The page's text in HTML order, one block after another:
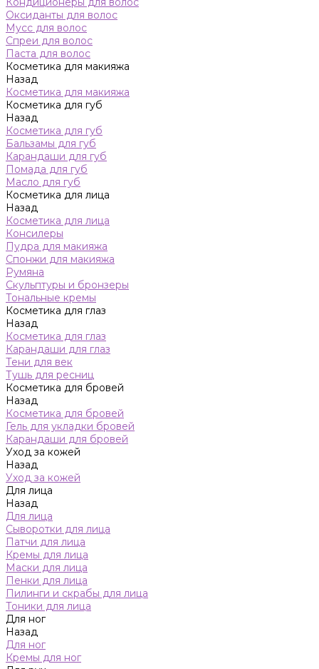
Оксиданты для волос
Мусс для волос
Спреи для волос
Паста для волос
Косметика для макияжа
Назад
Косметика для макияжа
Косметика для губ
Назад
Косметика для губ
Бальзамы для губ
Карандаши для губ
Помада для губ
Масло для губ
Косметика для лица
Назад
Косметика для лица
Консилеры
Пудра для макияжа
Спонжи для макияжа
Румяна
Скульптуры и бронзеры
Тональные кремы
Косметика для глаз
Назад
Косметика для глаз
Карандаши для глаз
Тени для век
Тушь для ресниц
Косметика для бровей
Назад
Косметика для бровей
Гель для укладки бровей
Карандаши для бровей
Уход за кожей
Назад
Уход за кожей
Для лица
Назад
Для лица
Сыворотки для лица
Патчи для лица
Кремы для лица
Маски для лица
Пенки для лица
Пилинги и скрабы для лица
Тоники для лица
Для ног
Назад
Для ног
Кремы для ног